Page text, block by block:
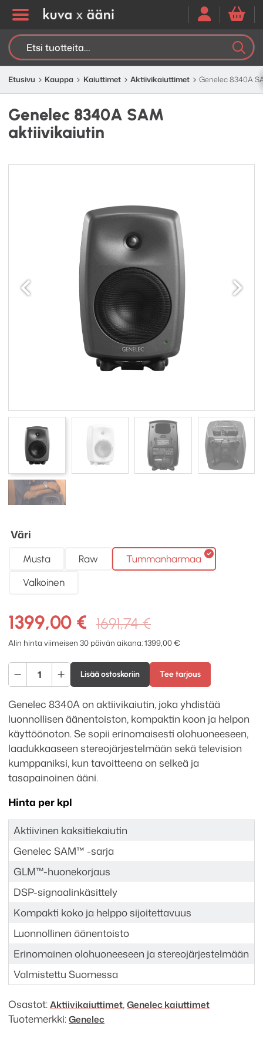
Etsi:
Etusivu Kauppa Kaiuttimet Aktiivi­kaiuttimet Genelec 8340A
Genelec 8340A SAM
aktiivikaiutin
Edellinen
Väri
Musta Raw Tummanharmaa
Valkoinen
1691,74€Alkuperäinen
hinta
oli:
1691,74 €.
1399,00 €
Nykyinen
hinta
on:
1399,00 €.
Alin hinta viimeisen 30 päivän aikana:1399,00€
Genelec
8340A
SAM
aktiivikaiutin
määrä
Lisää ostoskoriin Tee tarjous
Genelec 8340A on aktiivikaiutin, joka yhdistää
luonnollisen äänentoiston, kompaktin koon ja helpon
käyttöönoton. Se sopii erinomaisesti olohuoneeseen,
laadukkaaseen stereojärjestelmään sekä television
kumppaniksi, kun tavoitteena on selkeä ja
tasapainoinen ääni.
Hinta per kpl
Aktiivinen kaksitiekaiutin
Genelec SAM™ -sarja
GLM™-huonekorjaus
DSP-signaalinkäsittely
Kompakti koko ja helppo sijoitettavuus
Luonnollinen äänentoisto
Erinomainen olohuoneeseen ja stereojärjestelmään
Valmistettu Suomessa
Osastot:Aktiivi­kaiuttimet,Genelec kaiuttimet
Tuotemerkki:Genelec